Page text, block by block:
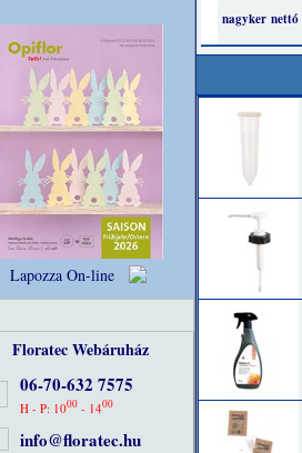
Lapozza On-line
Floratec Webáruház
06-70-632 7575
H - P: 1000- 1400
info@floratec.hu